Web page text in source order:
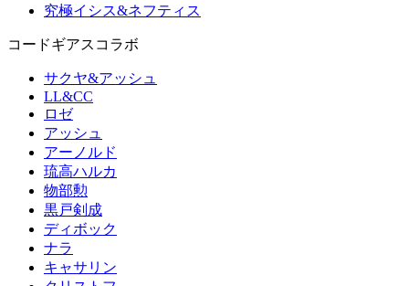
究極イシス&ネフティス
コードギアスコラボ
サクヤ&アッシュ
LL&CC
ロゼ
アッシュ
アーノルド
琉高ハルカ
物部勲
黒戸剣成
ディボック
ナラ
キャサリン